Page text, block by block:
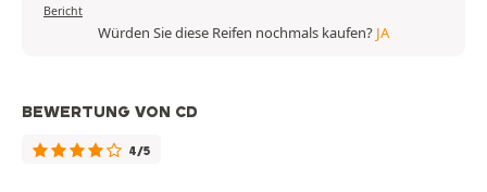
Bericht
Würden Sie diese Reifen nochmals kaufen? JA
BEWERTUNG VON CD
4/5